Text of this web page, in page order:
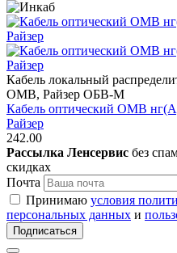
Кабель локальный
ОМВ, Райзер ОБВ-М
Кабель оптический ОМВ
Райзер
242.00
Рассылка Ленсервис без
скидках
Почта
Принимаю условия
персональных данных и
Подписаться